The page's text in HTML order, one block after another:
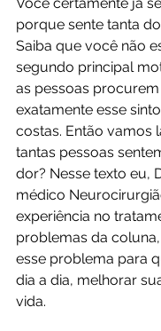
porque sente tanta
Saiba que você não
segundo principal
as pessoas
exatamente esse
costas. Então vamos
tantas pessoas
dor? Nesse texto eu,
médico
experiência no
problemas da
esse problema para
dia a dia, melhorar
vida.